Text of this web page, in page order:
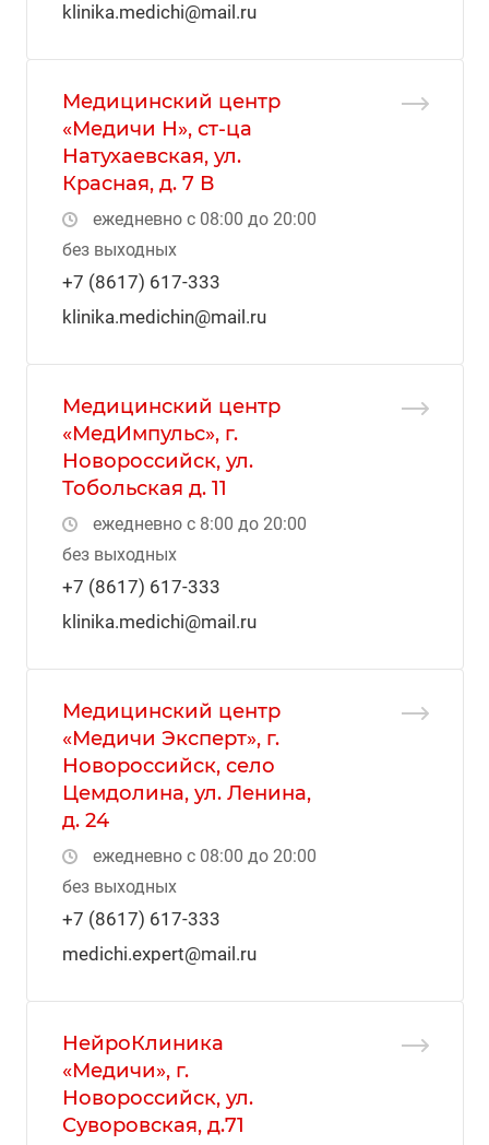
klinika.medichi@mail.ru
Медицинский центр
«Медичи Н», ст-ца
Натухаевская, ул.
Красная, д. 7 В
ежедневно с 08:00 до 20:00
без выходных
+7 (8617) 617-333
klinika.medichin@mail.ru
Медицинский центр
«МедИмпульс», г.
Новороссийск, ул.
Тобольская д. 11
ежедневно с 8:00 до 20:00
без выходных
+7 (8617) 617-333
klinika.medichi@mail.ru
Медицинский центр
«Медичи Эксперт», г.
Новороссийск, село
Цемдолина, ул. Ленина,
д. 24
ежедневно с 08:00 до 20:00
без выходных
+7 (8617) 617-333
medichi.expert@mail.ru
НейроКлиника
«Медичи», г.
Новороссийск, ул.
Суворовская, д.71